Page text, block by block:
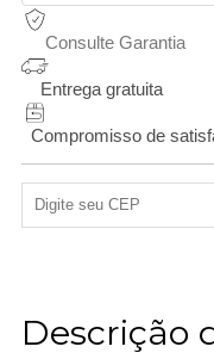
Consulte Garantia
Entrega gratuita
Compromisso de
Descrição